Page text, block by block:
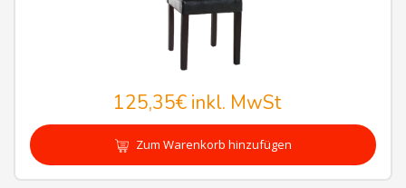
125,35€inkl. MwSt
Zum Warenkorb hinzufügen